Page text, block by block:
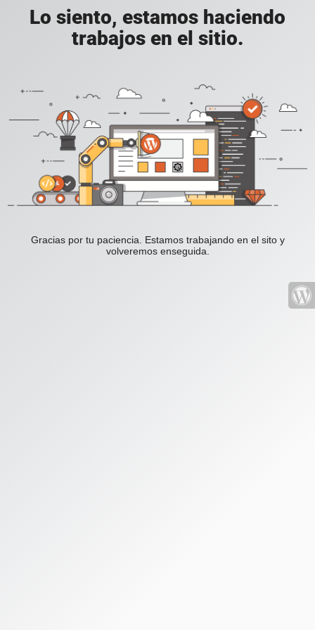
Lo siento, estamos haciendo
trabajos en el sitio.
Gracias por tu paciencia. Estamos trabajando en el sito y
volveremos enseguida.